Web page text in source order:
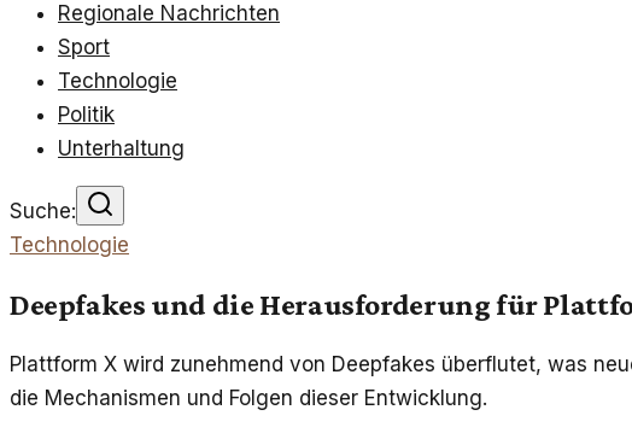
Regionale Nachrichten
Sport
Technologie
Politik
Unterhaltung
Suche:
Technologie
Deepfakes und die Herausforderung für
Plattform X wird zunehmend von Deepfakes überflutet, was
die Mechanismen und Folgen dieser Entwicklung.